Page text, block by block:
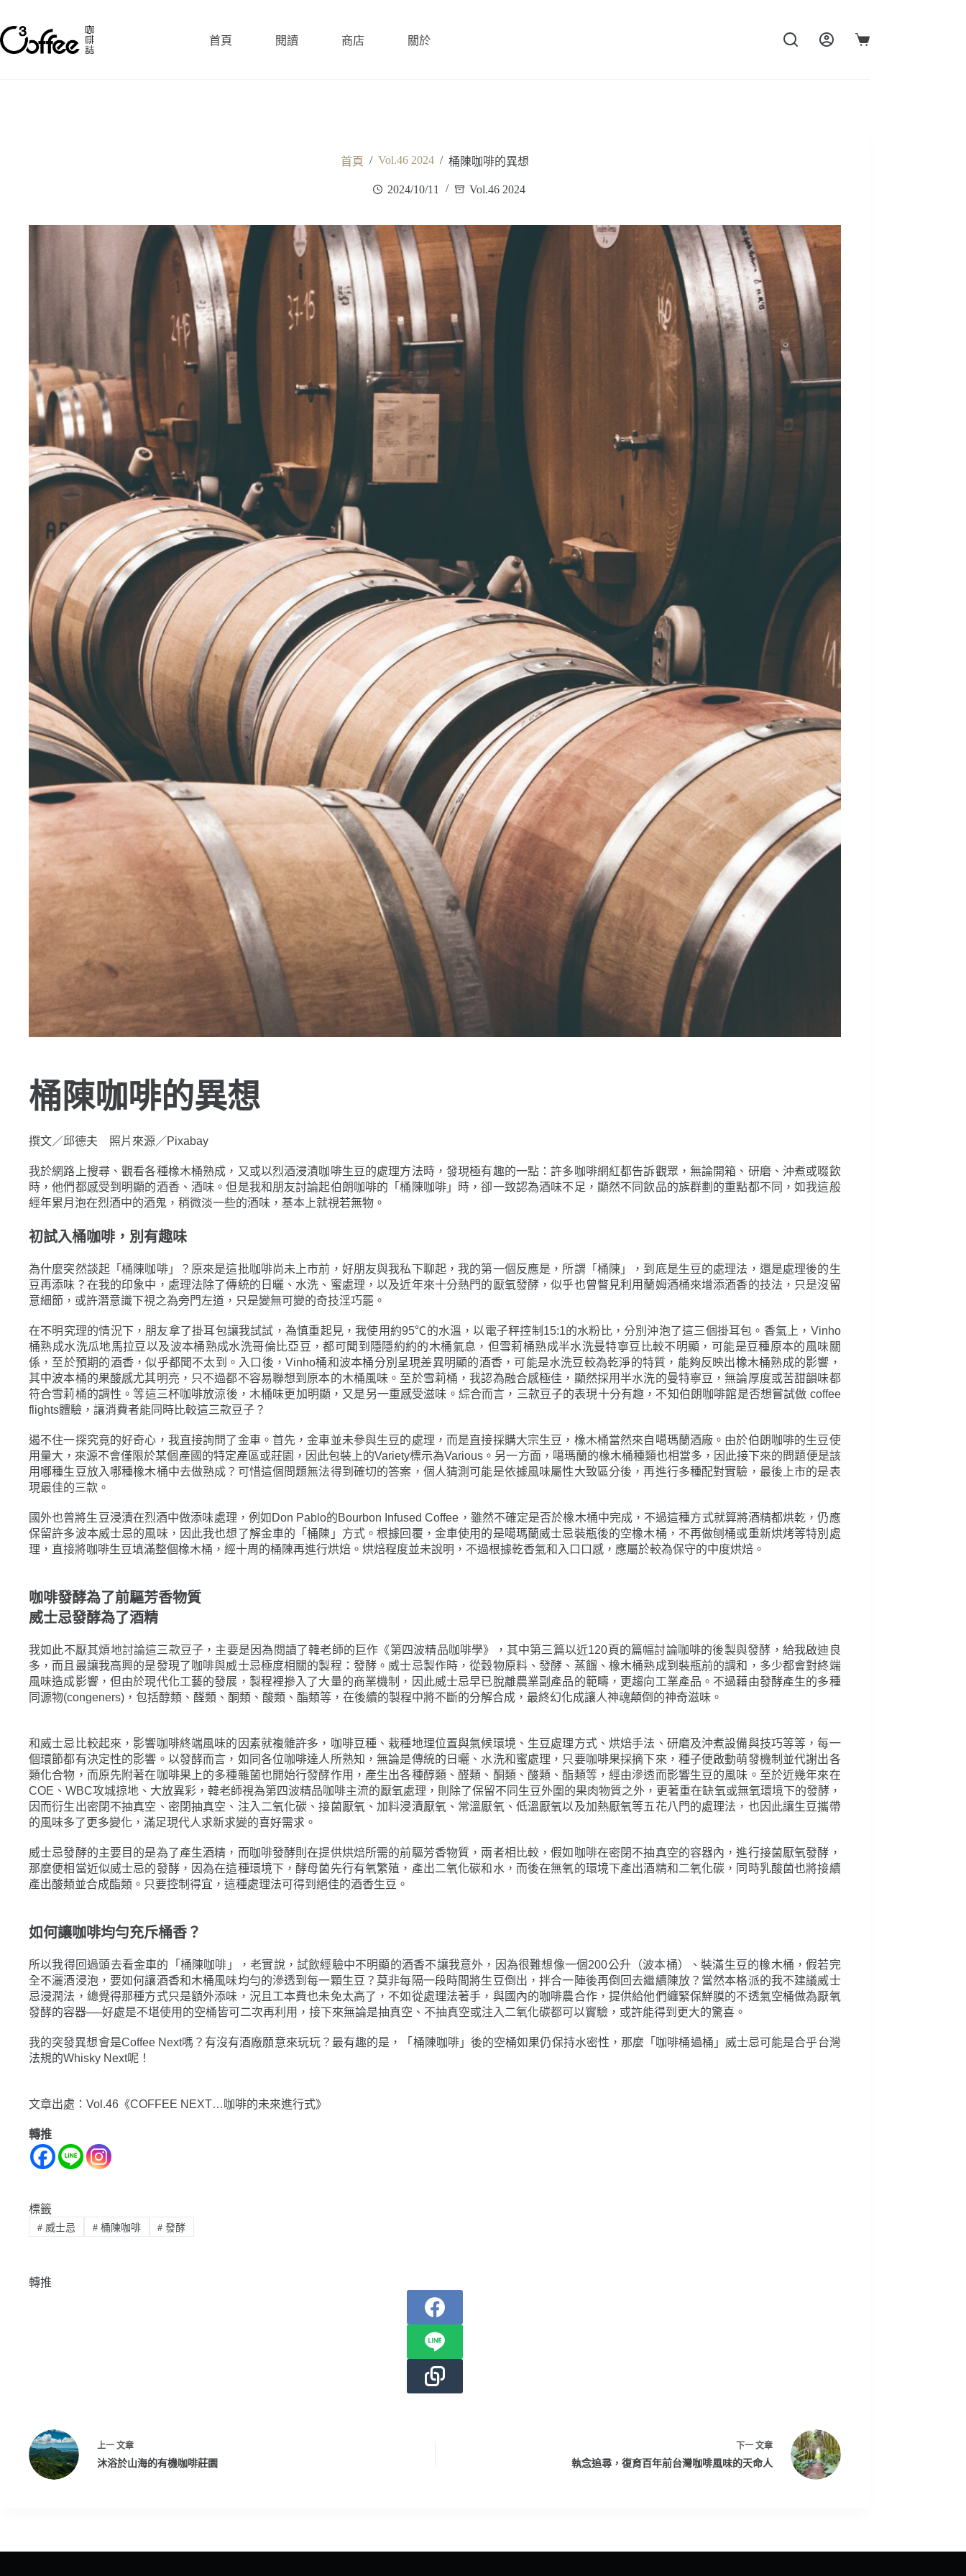
至
主
首頁 閱讀 商店 關於
購
首頁 / Vol.46 2024 / 桶陳咖啡的異想
2024/10/11 Vol.46 2024
桶陳咖啡的異想
撰文／邱德夫 照片來源／Pixabay
我於網路上搜尋、觀看各種橡木桶熟成，又或以烈酒浸漬咖啡生豆的處理方法時，發現極有趣的一點：許多咖啡網紅都告訴觀眾，無論開箱、研磨、沖煮或啜飲
時，他們都感受到明顯的酒香、酒味。但是我和朋友討論起伯朗咖啡的「桶陳咖啡」時，卻一致認為酒味不足，顯然不同飲品的族群劃的重點都不同，如我這般
經年累月泡在烈酒中的酒鬼，稍微淡一些的酒味，基本上就視若無物。
初試入桶咖啡，別有趣味
為什麼突然談起「桶陳咖啡」？原來是這批咖啡尚未上市前，好朋友與我私下聊起，我的第一個反應是，所謂「桶陳」，到底是生豆的處理法，還是處理後的生
豆再添味？在我的印象中，處理法除了傳統的日曬、水洗、蜜處理，以及近年來十分熱門的厭氧發酵，似乎也曾瞥見利用蘭姆酒桶來增添酒香的技法，只是沒留
意細節，或許潛意識下視之為旁門左道，只是變無可變的奇技淫巧罷。
在不明究理的情況下，朋友拿了掛耳包讓我試試，為慎重起見，我使用約95℃的水溫，以電子秤控制15:1的水粉比，分別沖泡了這三個掛耳包。香氣上，Vinho
桶熟成水洗瓜地馬拉豆以及波本桶熟成水洗哥倫比亞豆，都可聞到隱隱約約的木桶氣息，但雪莉桶熟成半水洗曼特寧豆比較不明顯，可能是豆種原本的風味關
係，至於預期的酒香，似乎都聞不太到。入口後，Vinho桶和波本桶分別呈現差異明顯的酒香，可能是水洗豆較為乾淨的特質，能夠反映出橡木桶熟成的影響，
其中波本桶的果酸感尤其明亮，只不過都不容易聯想到原本的木桶風味。至於雪莉桶，我認為融合感極佳，顯然採用半水洗的曼特寧豆，無論厚度或苦甜韻味都
符合雪莉桶的調性。等這三杯咖啡放涼後，木桶味更加明顯，又是另一重感受滋味。綜合而言，三款豆子的表現十分有趣，不知伯朗咖啡館是否想嘗試做 coffee
flights體驗，讓消費者能同時比較這三款豆子？
遏不住一探究竟的好奇心，我直接詢問了金車。首先，金車並未參與生豆的處理，而是直接採購大宗生豆，橡木桶當然來自噶瑪蘭酒廠。由於伯朗咖啡的生豆使
用量大，來源不會僅限於某個產國的特定產區或莊園，因此包裝上的Variety標示為Various。另一方面，噶瑪蘭的橡木桶種類也相當多，因此接下來的問題便是該
用哪種生豆放入哪種橡木桶中去做熟成？可惜這個問題無法得到確切的答案，個人猜測可能是依據風味屬性大致區分後，再進行多種配對實驗，最後上市的是表
現最佳的三款。
國外也曾將生豆浸漬在烈酒中做添味處理，例如Don Pablo的Bourbon Infused Coffee，雖然不確定是否於橡木桶中完成，不過這種方式就算將酒精都烘乾，仍應
保留許多波本威士忌的風味，因此我也想了解金車的「桶陳」方式。根據回覆，金車使用的是噶瑪蘭威士忌裝瓶後的空橡木桶，不再做刨桶或重新烘烤等特別處
理，直接將咖啡生豆填滿整個橡木桶，經十周的桶陳再進行烘焙。烘焙程度並未說明，不過根據乾香氣和入口口感，應屬於較為保守的中度烘焙。
咖啡發酵為了前驅芳香物質
威士忌發酵為了酒精
我如此不厭其煩地討論這三款豆子，主要是因為閱讀了韓老師的巨作《第四波精品咖啡學》，其中第三篇以近120頁的篇幅討論咖啡的後製與發酵，給我啟迪良
多，而且最讓我高興的是發現了咖啡與威士忌極度相關的製程：發酵。威士忌製作時，從穀物原料、發酵、蒸餾、橡木桶熟成到裝瓶前的調和，多少都會對終端
風味造成影響，但由於現代化工藝的發展，製程裡摻入了大量的商業機制，因此威士忌早已脫離農業副產品的範疇，更趨向工業產品。不過藉由發酵產生的多種
同源物(congeners)，包括醇類、醛類、酮類、酸類、酯類等，在後續的製程中將不斷的分解合成，最終幻化成讓人神魂顛倒的神奇滋味。
和威士忌比較起來，影響咖啡終端風味的因素就複雜許多，咖啡豆種、栽種地理位置與氣候環境、生豆處理方式、烘焙手法、研磨及沖煮設備與技巧等等，每一
個環節都有決定性的影響。以發酵而言，如同各位咖啡達人所熟知，無論是傳統的日曬、水洗和蜜處理，只要咖啡果採摘下來，種子便啟動萌發機制並代謝出各
類化合物，而原先附著在咖啡果上的多種雜菌也開始行發酵作用，產生出各種醇類、醛類、酮類、酸類、酯類等，經由滲透而影響生豆的風味。至於近幾年來在
COE、WBC攻城掠地、大放異彩，韓老師視為第四波精品咖啡主流的厭氧處理，則除了保留不同生豆外圍的果肉物質之外，更著重在缺氧或無氧環境下的發酵，
因而衍生出密閉不抽真空、密閉抽真空、注入二氧化碳、接菌厭氧、加料浸漬厭氧、常溫厭氧、低溫厭氧以及加熱厭氧等五花八門的處理法，也因此讓生豆攜帶
的風味多了更多變化，滿足現代人求新求變的喜好需求。
威士忌發酵的主要目的是為了產生酒精，而咖啡發酵則在提供烘焙所需的前驅芳香物質，兩者相比較，假如咖啡在密閉不抽真空的容器內，進行接菌厭氧發酵，
那麼便相當近似威士忌的發酵，因為在這種環境下，酵母菌先行有氧繁殖，產出二氧化碳和水，而後在無氧的環境下產出酒精和二氧化碳，同時乳酸菌也將接續
產出酸類並合成酯類。只要控制得宜，這種處理法可得到絕佳的酒香生豆。
如何讓咖啡均勻充斥桶香？
所以我得回過頭去看金車的「桶陳咖啡」，老實說，試飲經驗中不明顯的酒香不讓我意外，因為很難想像一個200公升（波本桶）、裝滿生豆的橡木桶，假若完
全不灑酒浸泡，要如何讓酒香和木桶風味均勻的滲透到每一顆生豆？莫非每隔一段時間將生豆倒出，拌合一陣後再倒回去繼續陳放？當然本格派的我不建議威士
忌浸潤法，總覺得那種方式只是額外添味，況且工本費也未免太高了，不如從處理法著手，與國內的咖啡農合作，提供給他們纏緊保鮮膜的不透氣空桶做為厭氧
發酵的容器──好處是不堪使用的空桶皆可二次再利用，接下來無論是抽真空、不抽真空或注入二氧化碳都可以實驗，或許能得到更大的驚喜。
我的突發異想會是Coffee Next嗎？有沒有酒廠願意來玩玩？最有趣的是，「桶陳咖啡」後的空桶如果仍保持水密性，那麼「咖啡桶過桶」威士忌可能是合乎台灣
法規的Whisky Next呢！
文章出處：Vol.46《COFFEE NEXT…咖啡的未來進行式》
轉推
標籤
#威士忌 #桶陳咖啡 # 發酵
轉推
上一 文章
沐浴於山海的有機咖啡莊園
下一 文章
執念追尋，復育百年前台灣咖啡風味的天命人